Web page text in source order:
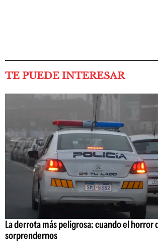
TE PUEDE INTERESAR
La derrota más peligrosa: cuando el horror
sorprendernos